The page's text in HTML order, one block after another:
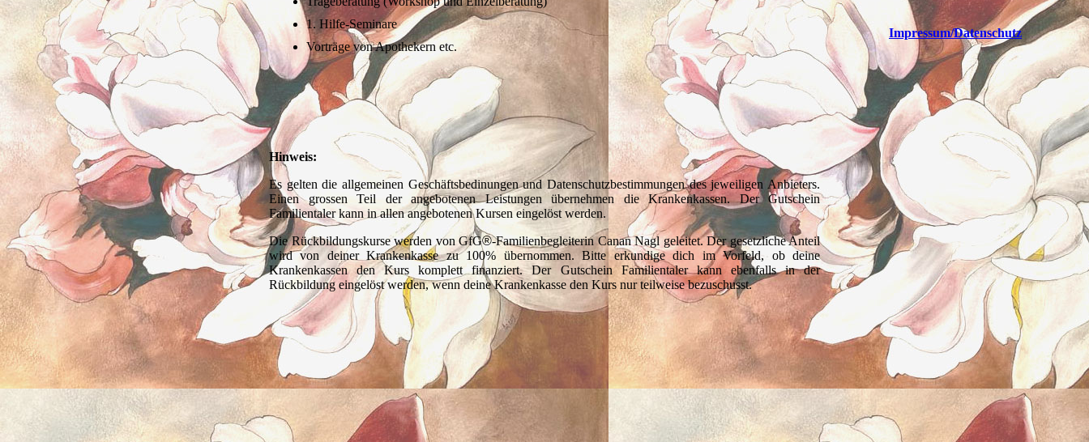
1. Hilfe-Seminare
Vorträge von Apothekern etc.
Hinweis:
Es gelten die allgemeinen Geschäftsbedinungen und Datenschutzbestimmungen des jeweiligen Anbieters.
Einen grossen Teil der angebotenen Leistungen übernehmen die Krankenkassen. Der Gutschein
Familientaler kann in allen angebotenen Kursen eingelöst werden.
Die Rückbildungskurse werden von GfG®-Familienbegleiterin Canan Nagl geleitet. Der gesetzliche Anteil
wird von deiner Krankenkasse zu 100% übernommen. Bitte erkundige dich im Vorfeld, ob deine
Krankenkassen den Kurs komplett finanziert. Der Gutschein Familientaler kann ebenfalls in der
Rückbildung eingelöst werden, wenn deine Krankenkasse den Kurs nur teilweise bezuschusst.
Impressum/Datenschutz